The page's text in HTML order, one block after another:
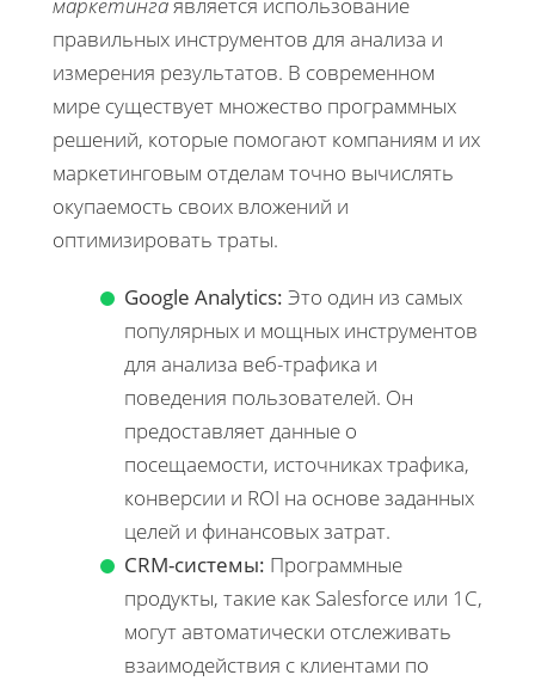
правильных инструментов для анализа и
измерения результатов. В современном
мире существует множество программных
решений, которые помогают компаниям и их
маркетинговым отделам точно вычислять
окупаемость своих вложений и
оптимизировать траты.
Google Analytics: Это один из самых
популярных и мощных инструментов
для анализа веб-трафика и
поведения пользователей. Он
предоставляет данные о
посещаемости, источниках трафика,
конверсии и ROI на основе заданных
целей и финансовых затрат.
CRM-системы: Программные
продукты, такие как Salesforce или 1С,
могут автоматически отслеживать
взаимодействия с клиентами по